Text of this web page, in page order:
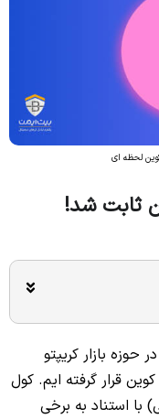
لحظه ای
ثابت شد!
حوزه بازار کریپتو
قرار گرفته ایم. کول
با استناد به برخی